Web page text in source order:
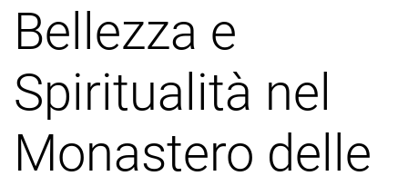
Bellezza e
Spiritualità nel
Monastero delle